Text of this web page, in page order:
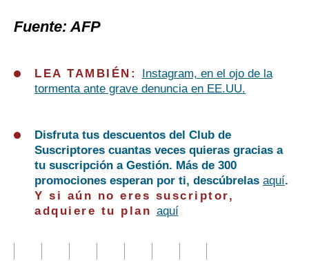
Fuente: AFP
LEA TAMBIÉN:
Instagram, en el ojo de la
tormenta ante grave denuncia en EE.UU.
Disfruta tus descuentos del Club de
Suscriptores cuantas veces quieras gracias a
tu suscripción a Gestión. Más de 300
promociones esperan por ti, descúbrelas aquí.
Y si aún no eres suscriptor,
adquiere tu plan aquí